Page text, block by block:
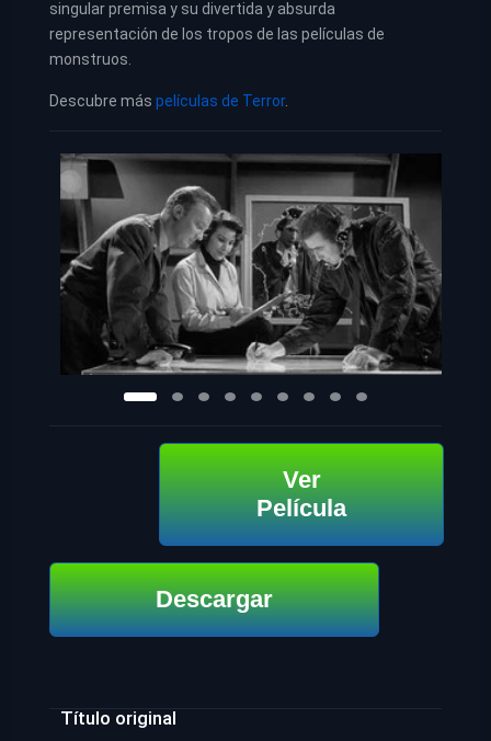
singular premisa y su divertida y absurda
representación de los tropos de las películas de
monstruos.
Descubre más películas de Terror.
Ver
Película
Descargar
Título original